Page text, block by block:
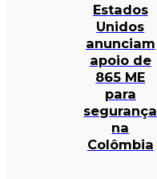
Estados
Unidos
anunciam
apoio de
865 ME
para
segurança
na
Colômbia